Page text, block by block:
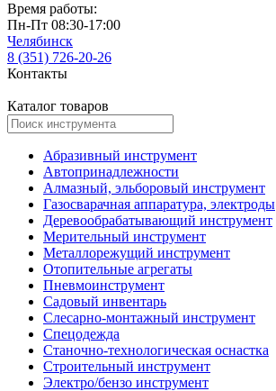
Время работы:
Пн-Пт 08:30-17:00
Челябинск
8 (351) 726-20-26
Контакты
Каталог товаров
Абразивный инструмент
Автопринадлежности
Алмазный, эльборовый инструмент
Газосварачная аппаратура, электроды
Деревообрабатывающий инструмент
Мерительный инструмент
Металлорежущий инструмент
Отопительные агрегаты
Пневмоинструмент
Садовый инвентарь
Слесарно-монтажный инструмент
Спецодежда
Станочно-технологическая оснастка
Строительный инструмент
Электро/бензо инструмент